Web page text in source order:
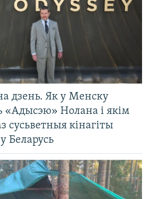
дзень. Як у Менску
«Адысэю» Нолана і якім
сусьветныя кінагіты
Беларусь